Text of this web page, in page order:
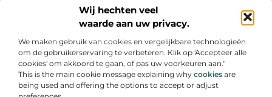
Wij hechten veel
waarde aan uw privacy.
We maken gebruik van cookies en vergelijkbare technologieën
om de gebruikerservaring te verbeteren. Klik op 'Accepteer alle
cookies' om akkoord te gaan, of pas uw voorkeuren aan."
This is the main cookie message explaining why cookies are
being used and offering the options to accept or adjust
Ontdek onze blogs en artikelen en laat je verrassen door
waardevolle inzichten en nieuwe ideeën!
Bericht categorie
Onze informatie